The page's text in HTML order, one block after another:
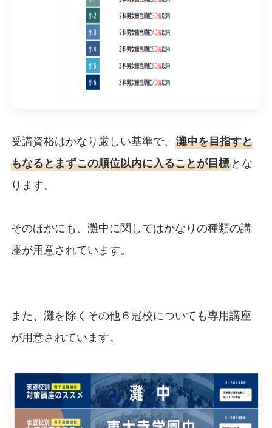
受講資格はかなり厳しい基準で、 灘中を目指すと
もなるとまずこの順位以内に入ることが目標とな
ります。
そのほかにも、灘中に関してはかなりの種類の講
座が用意されています。
また、灘を除くその他６冠校についても専用講座
が用意されています。